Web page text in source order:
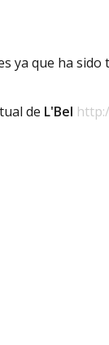
ya que ha
de L'Bel